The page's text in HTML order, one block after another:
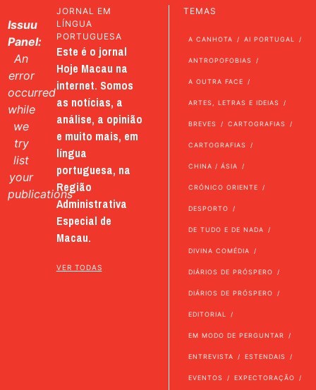
Issuu
Panel:
An
error
occurred
while
we
try
list
your
publications
JORNAL EM
LÍNGUA
PORTUGUESA
Este é o jornal
Hoje Macau na
internet. Somos
as notícias, a
análise, a opinião
e muito mais, em
língua
portuguesa, na
Região
Administrativa
Especial de
Macau.
VER TODAS
TEMAS
A CANHOTA AI PORTUGAL
ANTROPOFOBIAS
A OUTRA FACE
ARTES, LETRAS E IDEIAS
BREVES CARTOGRAFIAS
CARTOGRAFIAS
CHINA / ÁSIA
CRÓNICO ORIENTE
DESPORTO
DE TUDO E DE NADA
DIVINA COMÉDIA
DIÁRIOS DE PRÓSPERO
DIÁRIOS DE PRÓSPERO
EDITORIAL
EM MODO DE PERGUNTAR
ENTREVISTA ESTENDAIS
EVENTOS EXPECTORAÇÃO